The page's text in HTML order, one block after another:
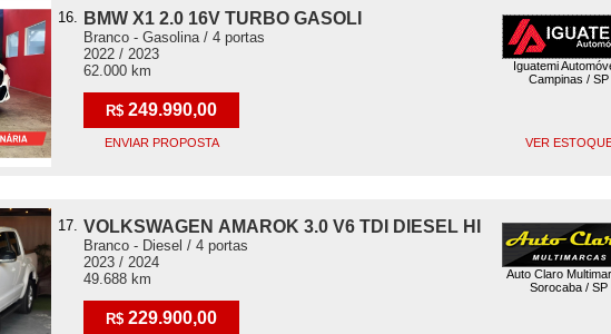
16. BMW X1 2.0 16V TURBO GASOLI
Branco - Gasolina / 4 portas
2022 / 2023
62.000 km
Iguatemi
Campinas / SP
R$ 249.990,00
ENVIAR PROPOSTA VER
17. VOLKSWAGEN AMAROK 3.0 V6 TDI DIESEL HI
Branco - Diesel / 4 portas
2023 / 2024
49.688 km
Auto Claro
Sorocaba / SP
R$ 229.900,00